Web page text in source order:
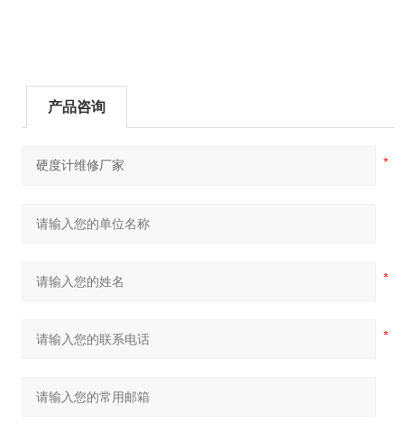
产品咨询